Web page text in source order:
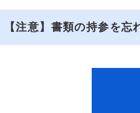
【注意】書類の持参を忘